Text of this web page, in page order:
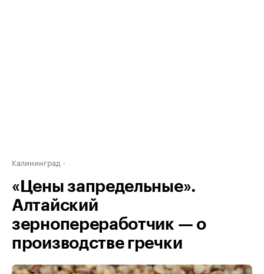
Калининград
«Цены запредельные».
Алтайский
зернопереработчик — о
производстве гречки